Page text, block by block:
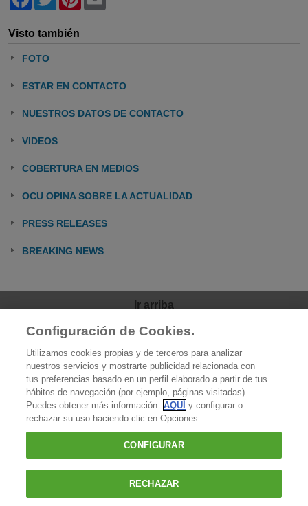
Visto también
FOTO
ESTAR EN CONTACTO
NUESTROS DATOS DE CONTACTO
VIDEOS
COBERTURA EN MEDIOS
OCU OPINA SOBRE LA ACTUALIDAD
PRESS RELEASES
BREAKING NEWS
Ir arriba
OCU
Quiénes somos
Qué hacemos
Contacto
Favoritos
Configuración de Cookies.
Utilizamos cookies propias y de terceros para analizar
nuestros servicios y mostrarte publicidad relacionada con
tus preferencias basado en un perfil elaborado a partir de tus
hábitos de navegación (por ejemplo, páginas visitadas).
Puedes obtener más información
AQUÍ y configurar o
rechazar su uso haciendo clic en Opciones.
CONFIGURAR
RECHAZAR